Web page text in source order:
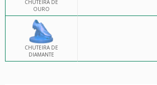
CHUTEIRA DE
OURO
CHUTEIRA DE
DIAMANTE